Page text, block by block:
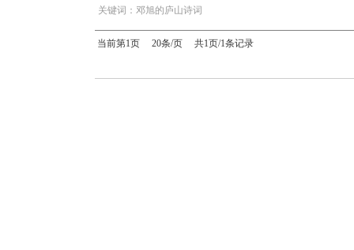
关键词：邓旭的庐山诗词
当前第1页 20条/页 共1页/1条记录